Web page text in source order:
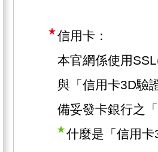
信用卡：
本官網係使用
與「信用卡3D驗
備妥發卡銀行之
什麼是「信用